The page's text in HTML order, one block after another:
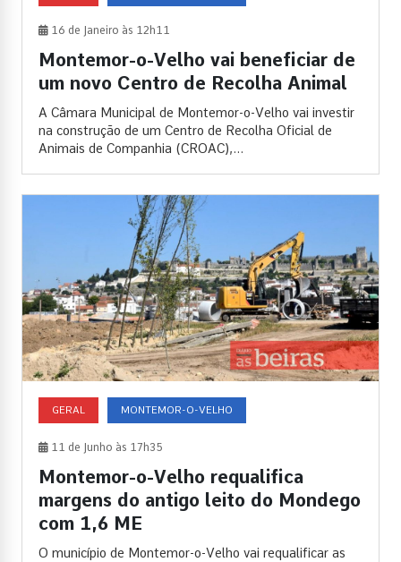
16 de Janeiro às 12h11
Montemor-o-Velho vai beneficiar de
um novo Centro de Recolha Animal
A Câmara Municipal de Montemor-o-Velho vai investir
na construção de um Centro de Recolha Oficial de
Animais de Companhia (CROAC),...
GERAL MONTEMOR-O-VELHO
11 de Junho às 17h35
Montemor-o-Velho requalifica
margens do antigo leito do Mondego
com 1,6 ME
O município de Montemor-o-Velho vai requalificar as